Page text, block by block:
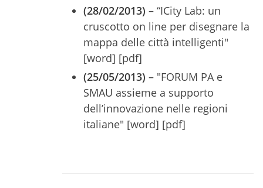
(28/02/2013) – “ICity Lab: un
cruscotto on line per disegnare la
mappa delle città intelligenti"
[word] [pdf]
(25/05/2013) – "FORUM PA e
SMAU assieme a supporto
dell’innovazione nelle regioni
italiane" [word] [pdf]